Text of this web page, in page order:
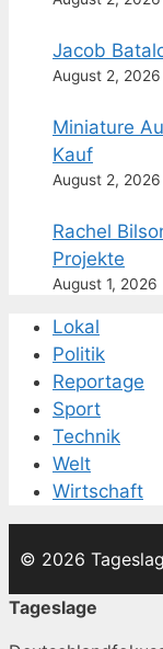
Jacob
August 2, 2026
Miniature
Kauf
August 2, 2026
Rachel
Projekte
August 1, 2026
Lokal
Politik
Reportage
Sport
Technik
Welt
Wirtschaft
© 2026
Tageslage